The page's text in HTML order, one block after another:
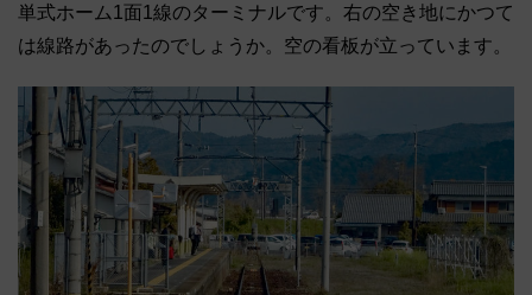
単式ホーム1面1線のターミナルです。右の空き地にかつて
は線路があったのでしょうか。空の看板が立っています。